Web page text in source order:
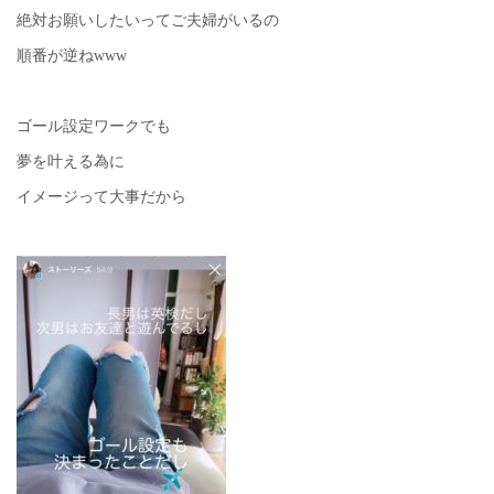
絶対お願いしたいってご夫婦がいるの
順番が逆ねwww
ゴール設定ワークでも
夢を叶える為に
イメージって大事だから